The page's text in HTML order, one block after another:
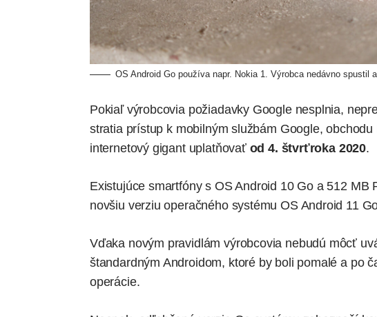
OS Android Go používa napr. Nokia 1. Výrobca nedávno spustil
Pokiaľ výrobcovia požiadavky Google nesplnia,
stratia prístup k mobilným službám Google,
internetový gigant uplatňovať od 4. štvrťroka 2020.
Existujúce smartfóny s OS Android 10 Go a 512
novšiu verziu operačného systému OS Android 11
Vďaka novým pravidlám výrobcovia nebudú môcť
štandardným Androidom, ktoré by boli pomalé a po
operácie.